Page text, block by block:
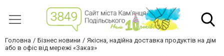
Головна Бізнес новини
Якісна, надійна доставка продуктів на дім
або в офіс від мережі «Заказ»